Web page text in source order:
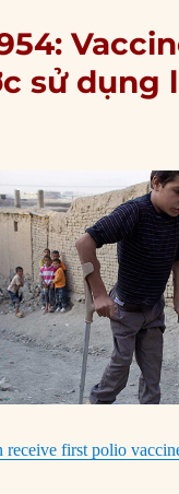
sử dụng
receive first polio